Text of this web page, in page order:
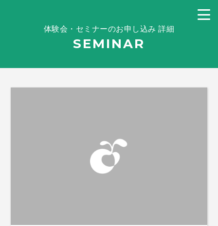
体験会・セミナーのお申し込み 詳細
SEMINAR